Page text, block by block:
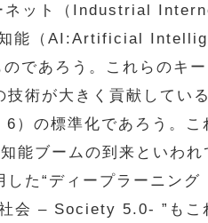
ット（Industrial
能（AI:Artificial
であろう。これらのキ
術が大きく貢献してい
の標準化であろう。こ
能ブームの到来といわ
た“ディープラーニング
会 – Society 5.0- ”も